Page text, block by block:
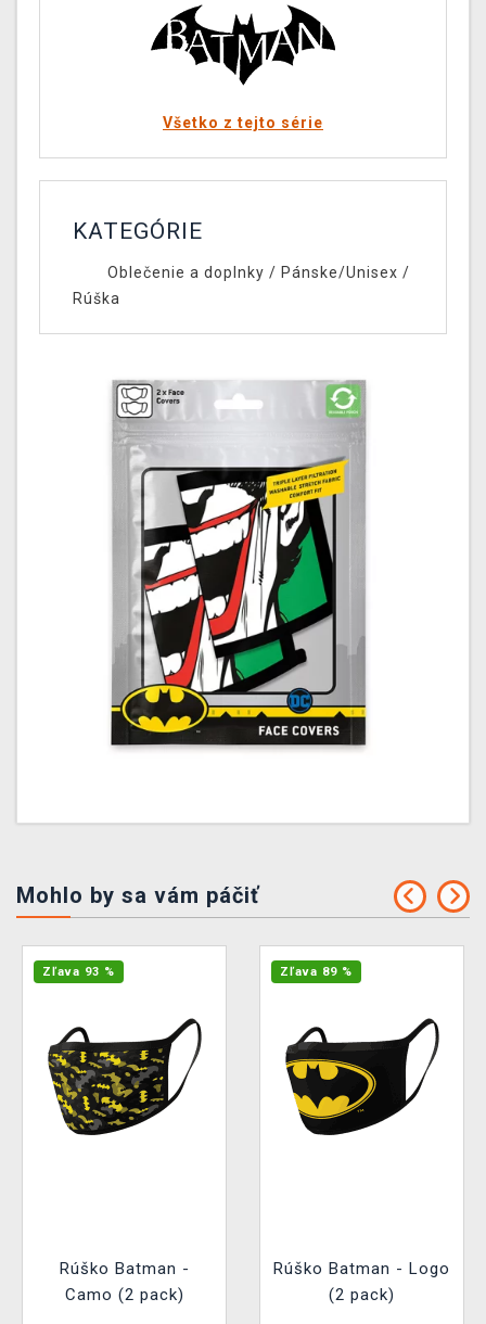
Všetko z tejto série
KATEGÓRIE
Oblečenie a doplnky / Pánske/Unisex /
Rúška
Mohlo by sa vám páčiť
Zľava 93 %
Rúško Batman -
Camo (2 pack)
Zľava 89 %
Rúško Batman - Logo
(2 pack)